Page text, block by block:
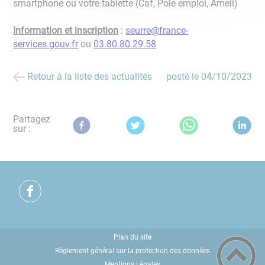
smartphone ou votre tablette (Caf, Pole emploi, Ameli)
Information et inscription : seurre@france-
services.gouv.fr ou 03.80.80.29.58
Retour à la liste des actualités posté le 04/10/2023
Partagez
sur :
Plan du site
Règlement général sur la protection des données